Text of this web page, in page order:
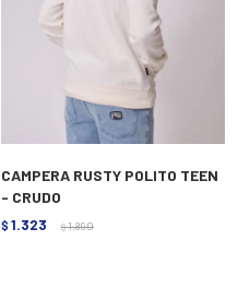
CAMPERA RUSTY POLITO TEEN
- CRUDO
$ 1.323 $ 1.890